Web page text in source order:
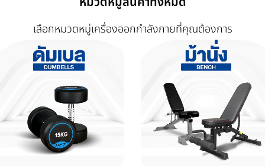
เลือกหมวดหมู่เครื่องออกกำลังกายที่คุณต้องการ